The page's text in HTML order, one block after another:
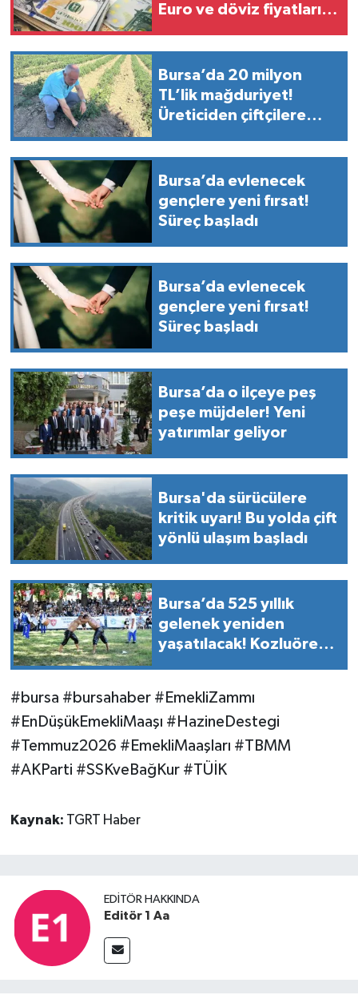
Euro ve döviz fiyatları…
Bursa’da 20 milyon
TL’lik mağduriyet!
Üreticiden çiftçilere
Bursa’da evlenecek
gençlere yeni fırsat!
Süreç başladı
Bursa’da evlenecek
gençlere yeni fırsat!
Süreç başladı
Bursa’da o ilçeye peş
peşe müjdeler! Yeni
yatırımlar geliyor
Bursa'da sürücülere
kritik uyarı! Bu yolda çift
yönlü ulaşım başladı
Bursa’da 525 yıllık
gelenek yeniden
yaşatılacak! Kozluören
#bursa #bursahaber #EmekliZammı
#EnDüşükEmekliMaaşı #HazineDestegi
#Temmuz2026 #EmekliMaaşları #TBMM
#AKParti #SSKveBağKur #TÜİK
Kaynak: TGRT Haber
EDITÖR HAKKINDA
Editör 1 Aa